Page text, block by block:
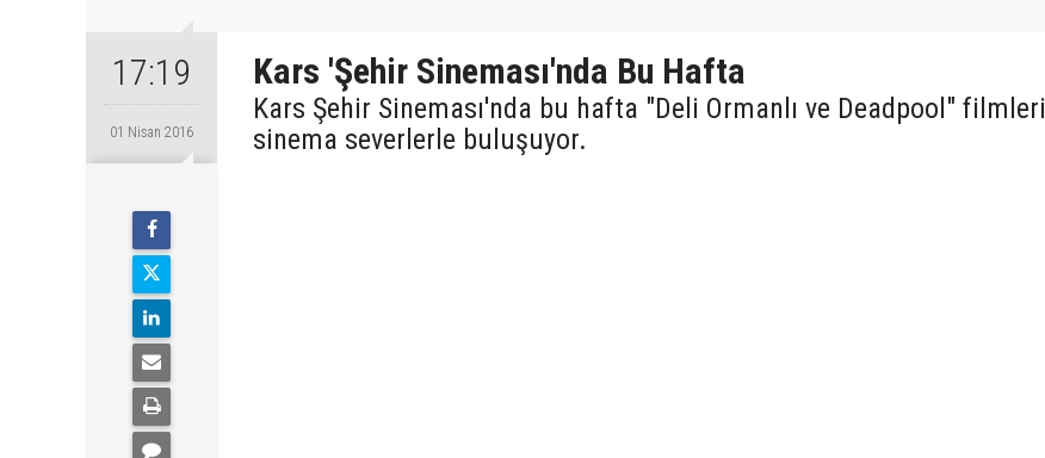
17:19
01 Nisan 2016
Kars 'Şehir Sineması'nda Bu Hafta
Kars Şehir Sineması'nda bu hafta "Deli Ormanlı ve Deadpool" filmleri
sinema severlerle buluşuyor.